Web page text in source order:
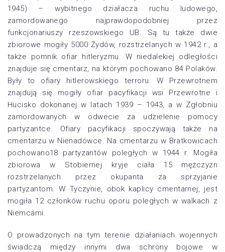
1945) – wybitnego działacza ruchu ludowego,
zamordowanego najprawdopodobniej przez
funkcjonariuszy rzeszowskiego UB. Są tu także dwie
zbiorowe mogiły 5000 Żydów, rozstrzelanych w 1942 r., a
także pomnik ofiar hitleryzmu. W niedalekiej odległości
znajduje się cmentarz, na którym pochowano 84 Polaków.
Były to ofiary hitlerowskiego terroru. W Przewrotnem
znajdują się mogiły ofiar pacyfikacji wsi Przewrotne i
Hucisko dokonanej w latach 1939 – 1943, a w Zgłobniu
zamordowanych w odwecie za udzielenie pomocy
partyzantce. Ofiary pacyfikacji spoczywają także na
cmentarzu w Nienadówce. Na cmentarzu w Bratkowicach
pochowano18 partyzantów poległych w 1944 r. Mogiła
zbiorowa w Stobiernej kryje ciała 15 mężczyzn
rozstrzelanych przez okupanta za sprzyjanie
partyzantom. W Tyczynie, obok kaplicy cmentarnej, jest
mogiła 12 członków ruchu oporu poległych w walkach z
Niemcami.
O prowadzonych na tym terenie działaniach wojennych
świadczą między innymi dwa schrony bojowe w